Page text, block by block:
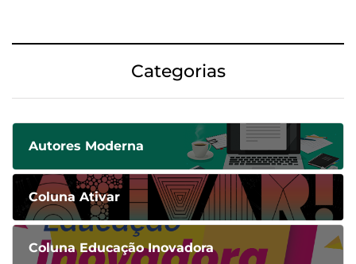
Categorias
Autores Moderna
Coluna Ativar
Coluna Educação Inovadora